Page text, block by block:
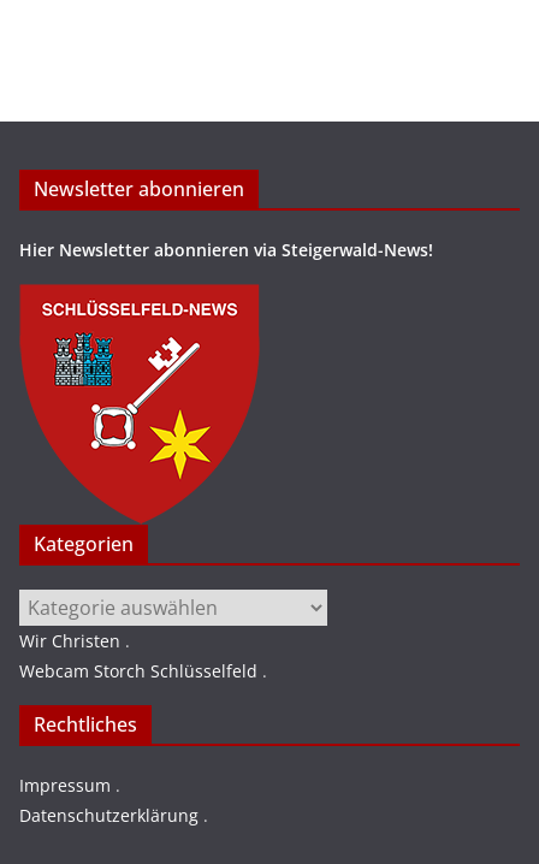
Newsletter abonnieren
Hier Newsletter abonnieren via Steigerwald-News!
Kategorien
Kategorien
Wir Christen .
Webcam Storch Schlüsselfeld .
Rechtliches
Impressum .
Datenschutzerklärung .